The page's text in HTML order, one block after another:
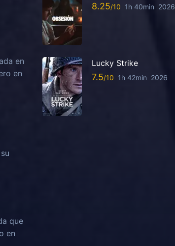
en
en
que
en
8.25 1h 40min 2026
Lucky Strike
7.5 1h 42min 2026